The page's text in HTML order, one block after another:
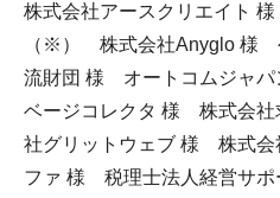
株式会社アースクリエイト
（※） 株式会社Anyglo 様
流財団 様 オートコムジャ
ベージコレクタ 様 株式会
社グリットウェブ 様 株式会
ファ 様 税理士法人経営サ